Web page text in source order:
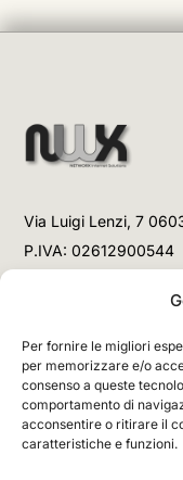
Per fornire le migliori
per memorizzare e/o
consenso a queste
comportamento di
acconsentire o ritirare il
caratteristiche e funzioni.
Via Luigi Lenzi, 7
P.IVA: 02612900544
+39 3477853708
Email
info@networx.it